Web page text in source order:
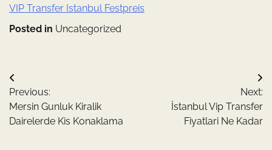
VIP Transfer Istanbul Festpreis
Posted in Uncategorized
Yazı
gezinmesi
Previous:
Mersin Gunluk Kiralik
Dairelerde Kis Konaklama
Next:
İstanbul Vip Transfer
Fiyatlari Ne Kadar